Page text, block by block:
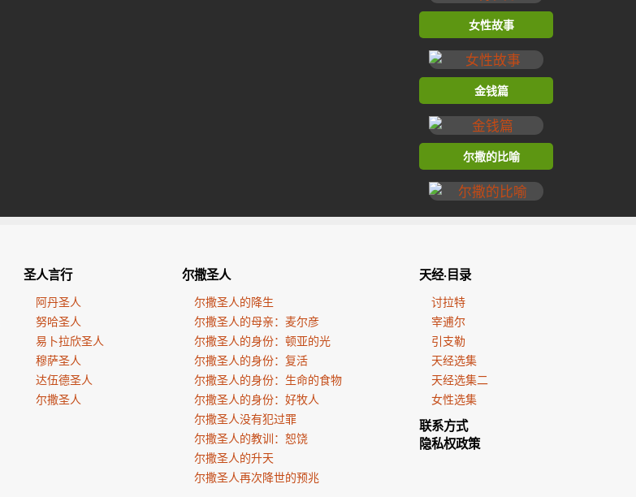
女性故事
金钱篇
尔撒的比喻
圣人言行
阿丹圣人
努哈圣人
易卜拉欣圣人
穆萨圣人
达伍德圣人
尔撒圣人
尔撒圣人
尔撒圣人的降生
尔撒圣人的母亲：麦尔彦
尔撒圣人的身份：顿亚的光
尔撒圣人的身份：复活
尔撒圣人的身份：生命的食物
尔撒圣人的身份：好牧人
尔撒圣人没有犯过罪
尔撒圣人的教训：恕饶
尔撒圣人的升天
尔撒圣人再次降世的预兆
天经·目录
讨拉特
宰逋尔
引支勒
天经选集
天经选集二
女性选集
联系方式
隐私权政策